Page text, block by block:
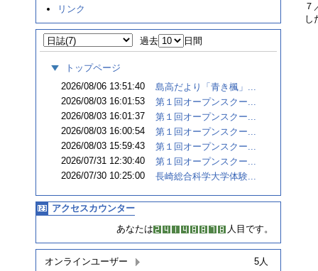
リンク
過去 日間
トップページ
2026/08/06 13:51:40
島高だより「青き楓」...
2026/08/03 16:01:53
第１回オープンスクー...
2026/08/03 16:01:37
第１回オープンスクー...
2026/08/03 16:00:54
第１回オープンスクー...
2026/08/03 15:59:43
第１回オープンスクー...
2026/07/31 12:30:40
第１回オープンスクー...
2026/07/30 10:25:00
長崎総合科学大学体験...
アクセスカウンター
あなたは
人目です。
オンラインユーザー
5人
７
し